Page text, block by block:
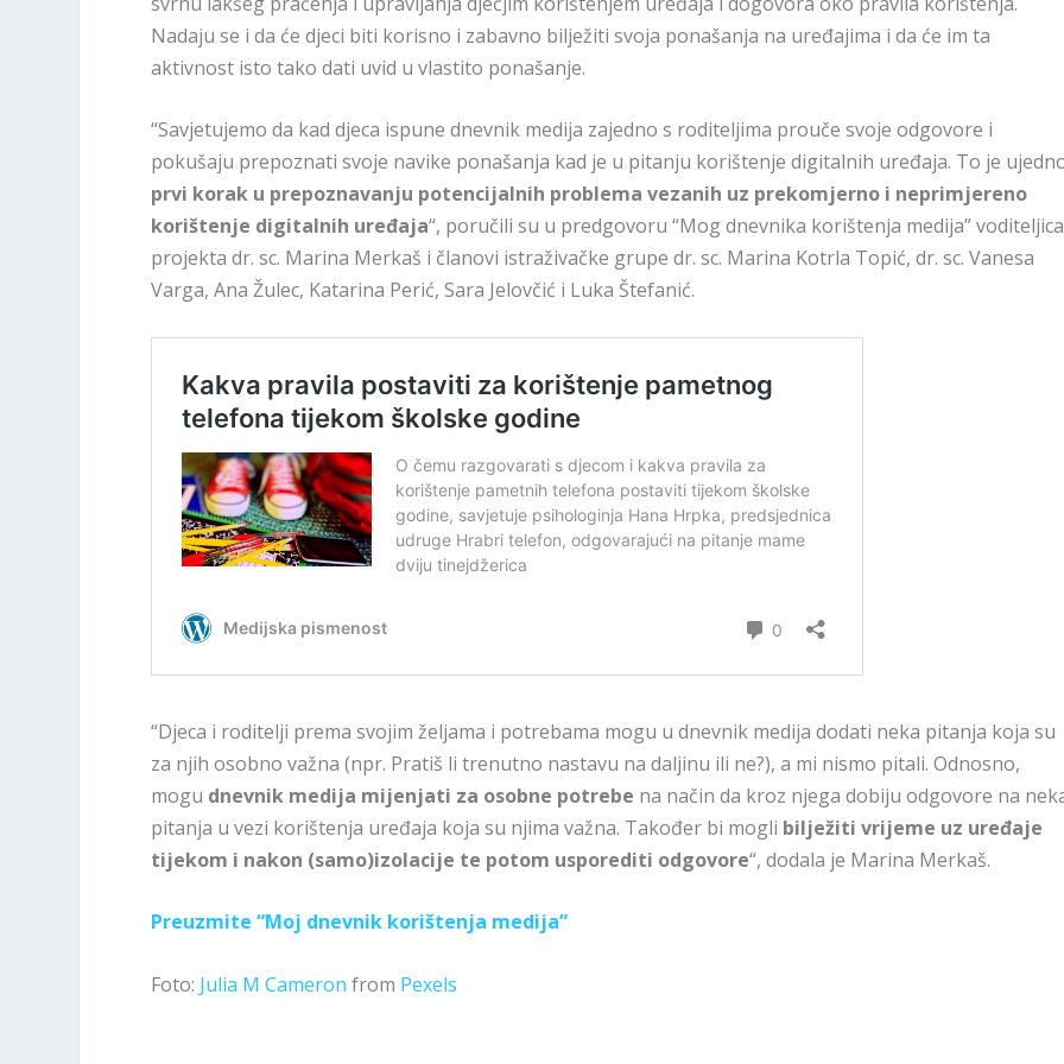
Nadaju se i da će djeci biti korisno i zabavno bilježiti svoja ponašanja na uređajima i da će im ta
aktivnost isto tako dati uvid u vlastito ponašanje.
“Savjetujemo da kad djeca ispune dnevnik medija zajedno s roditeljima prouče svoje odgovore i
pokušaju prepoznati svoje navike ponašanja kad je u pitanju korištenje digitalnih uređaja. To je
prvi korak u prepoznavanju potencijalnih problema vezanih uz prekomjerno i neprimjereno
korištenje digitalnih uređaja“, poručili su u predgovoru “Mog dnevnika korištenja medija” voditeljica
projekta dr. sc. Marina Merkaš i članovi istraživačke grupe dr. sc. Marina Kotrla Topić, dr. sc. Vanesa
Varga, Ana Žulec, Katarina Perić, Sara Jelovčić i Luka Štefanić.
“Djeca i roditelji prema svojim željama i potrebama mogu u dnevnik medija dodati neka pitanja koja su
za njih osobno važna (npr. Pratiš li trenutno nastavu na daljinu ili ne?), a mi nismo pitali. Odnosno,
mogu dnevnik medija mijenjati za osobne potrebe na način da kroz njega dobiju odgovore na
pitanja u vezi korištenja uređaja koja su njima važna. Također bi mogli bilježiti vrijeme uz uređaje
tijekom i nakon (samo)izolacije te potom usporediti odgovore“, dodala je Marina Merkaš.
Preuzmite “Moj dnevnik korištenja medija”
Foto: Julia M Cameron from Pexels